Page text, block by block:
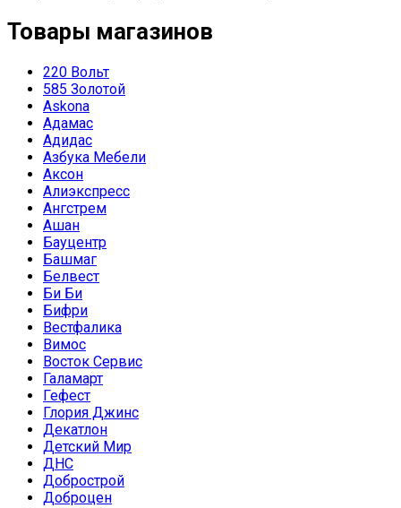
Товары магазинов
220 Вольт
585 Золотой
Askona
Адамас
Адидас
Азбука Мебели
Аксон
Алиэкспресс
Ангстрем
Ашан
Бауцентр
Башмаг
Белвест
Би Би
Бифри
Вестфалика
Вимос
Восток Сервис
Галамарт
Гефест
Глория Джинс
Декатлон
Детский Мир
ДНС
Добрострой
Доброцен